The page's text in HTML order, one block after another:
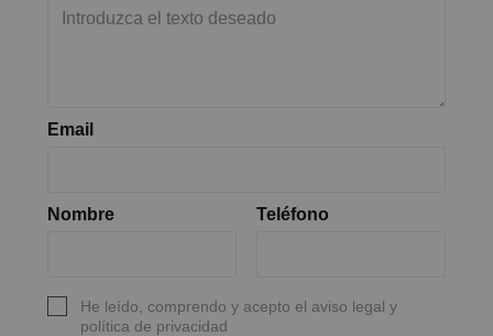
Email
Nombre Teléfono
He leído, comprendo y acepto el aviso legal y
política de privacidad